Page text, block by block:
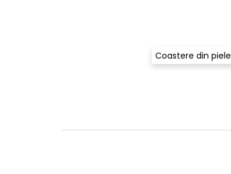
Coastere din piele